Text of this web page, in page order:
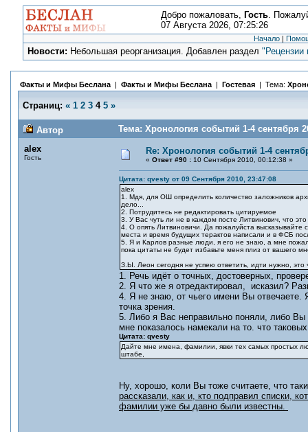
Добро пожаловать, Гость.
07 Августа 2026, 07:25:26
Начало |
Новости: Небольшая реорганизация. Добавлен раздел"Рецензии
Факты и Мифы Беслана | Факты и Мифы Беслана | Гостевая | Тема:
Страниц: « 1 2 3 4 5 »
Автор
Тема: Хронология событий 1-4 сентября
alex
Гость
Re: Хронология событий 1-4
« Ответ #90 : 10 Сентября 2010, 00:12:38 »
Цитата: qvesty от 09 Сентября 2010, 23:47:08
alex
1. Мдя, для ОШ определить количество заложников
дело...
2. Потрудитесь не редактировать цитируемое
3. У Вас чуть ли не в каждом посте Литвинович, что это
4. О опять Литвиновичи. Да пожалуйста высказывайте
места и время будущих терактов написали и в ФСБ
5. Я и Карлов разные люди, я его не знаю, а мне
пока цитаты не будет избавьте меня плиз от вашего
З.Ы. Леон сегодня не успею ответить, идти нужно,
1. Речь идёт о точных, достоверных,
2. Я что же я отредактировал, исказил?
4. Я не знаю, от чьего имени Вы отвечаете.
точка зрения.
5. Либо я Вас неправильно поняли, либо Вы
мне показалось намекали на то. что
Цитата: qvesty
Дайте мне имена, фамилии, явки тех самых простых
штабе,
Ну, хорошо, коли Вы тоже считаете, что
рассказали, как и, кто подправил списки,
фамилии уже бы давно были известны.